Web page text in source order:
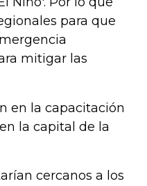
para que
mitigar las
en la capacitación
la capital de la
cercanos a los